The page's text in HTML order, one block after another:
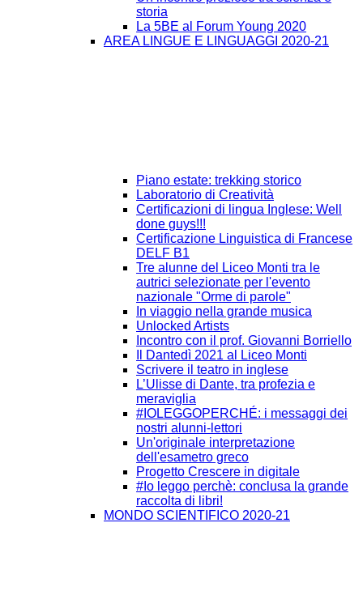
storia
La 5BE al Forum Young 2020
AREA LINGUE E LINGUAGGI 2020-21
Piano estate: trekking storico
Laboratorio di Creatività
Certificazioni di lingua Inglese: Well
done guys!!!
Certificazione Linguistica di Francese
DELF B1
Tre alunne del Liceo Monti tra le
autrici selezionate per l'evento
nazionale "Orme di parole"
In viaggio nella grande musica
Unlocked Artists
Incontro con il prof. Giovanni Borriello
Il Dantedì 2021 al Liceo Monti
Scrivere il teatro in inglese
L’Ulisse di Dante, tra profezia e
meraviglia
#IOLEGGOPERCHÉ: i messaggi dei
nostri alunni-lettori
Un'originale interpretazione
dell'esametro greco
Progetto Crescere in digitale
#Io leggo perchè: conclusa la grande
raccolta di libri!
MONDO SCIENTIFICO 2020-21